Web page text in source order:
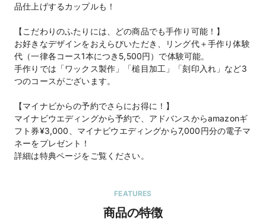
品仕上げするカップルも！
【こだわりのふたりには、どの商品でも手作り可能！】
お好きなデザインをおえらびいただき、リング代＋手作り体験
代（一律各コース1本につき5,500円）で体験可能。
手作りでは「ワックス製作」「槌目加工」「刻印入れ」など3
つのコースがございます。
【マイナビからの予約でさらにお得に！】
マイナビウエディングから予約で、アドバンスからamazonギ
フト券¥3,000、マイナビウエディングから7,000円分の電子マ
ネーをプレゼント！
詳細は特典ページをご覧ください。
FEATURES
商品の特徴